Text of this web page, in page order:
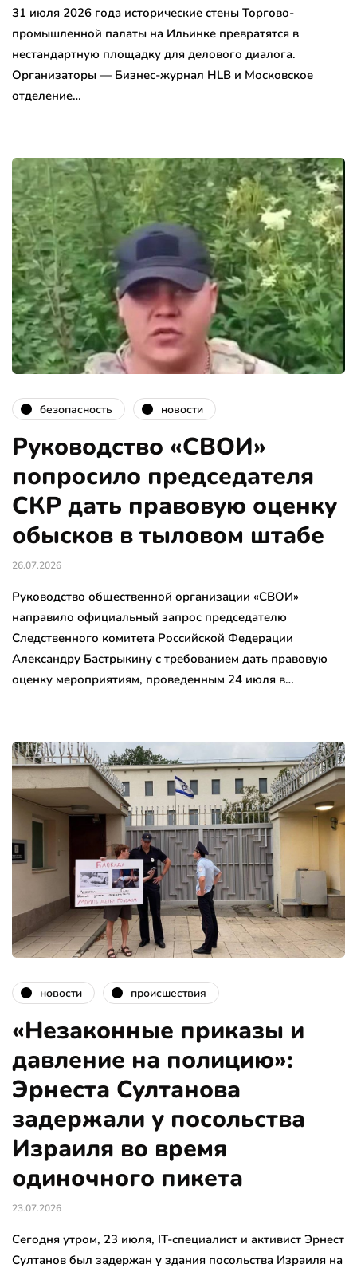
31 июля 2026 года исторические стены Торгово-
промышленной палаты на Ильинке превратятся в
нестандартную площадку для делового диалога.
Организаторы — Бизнес-журнал HLB и Московское
отделение…
безопасность новости
Руководство «СВОИ»
попросило председателя
СКР дать правовую оценку
обысков в тыловом штабе
26.07.2026
Руководство общественной организации «СВОИ»
направило официальный запрос председателю
Следственного комитета Российской Федерации
Александру Бастрыкину с требованием дать правовую
оценку мероприятиям, проведенным 24 июля в…
новости происшествия
«Незаконные приказы и
давление на полицию»:
Эрнеста Султанова
задержали у посольства
Израиля во время
одиночного пикета
23.07.2026
Сегодня утром, 23 июля, IT-специалист и активист Эрнест
Султанов был задержан у здания посольства Израиля на